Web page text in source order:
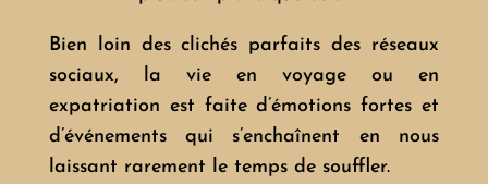
Bien loin des clichés parfaits des réseaux
sociaux, la vie en voyage ou en
expatriation est faite d’émotions fortes et
d’événements qui s’enchaînent en nous
laissant rarement le temps de souffler.